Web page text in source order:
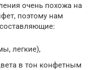
очень похожа на
поэтому нам
легкие),
в тон конфетным